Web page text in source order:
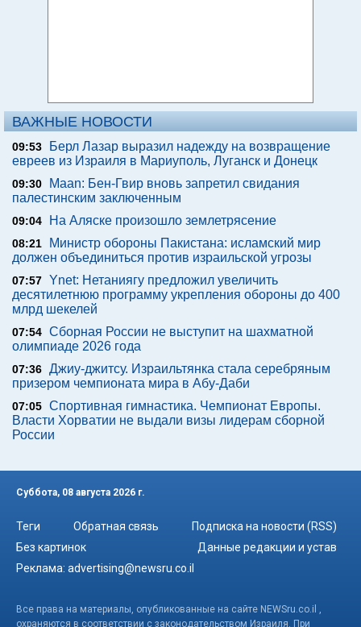
ВАЖНЫЕ НОВОСТИ
09:53
Берл Лазар выразил надежду на возвращение
евреев из Израиля в Мариуполь, Луганск и Донецк
09:30
Maan: Бен-Гвир вновь запретил свидания
палестинским заключенным
09:04 На Аляске произошло землетрясение
08:21
Министр обороны Пакистана: исламский мир
должен объединиться против израильской угрозы
07:57 Ynet: Нетаниягу предложил увеличить
десятилетнюю программу укрепления обороны до 400
млрд шекелей
07:54 Сборная России не выступит на шахматной
олимпиаде 2026 года
07:36 Джиу-джитсу. Израильтянка стала серебряным
призером чемпионата мира в Абу-Даби
07:05 Спортивная гимнастика. Чемпионат Европы.
Власти Хорватии не выдали визы лидерам сборной
России
Суббота, 08 августа 2026 г.
Теги Обратная связь
Подписка на новости (RSS)
Без картинок
Данные редакции и устав
Реклама: advertising@newsru.co.il
Все права на материалы, опубликованные на сайте NEWSru.co.il ,
охраняются в соответствии с законодательством Израиля. При